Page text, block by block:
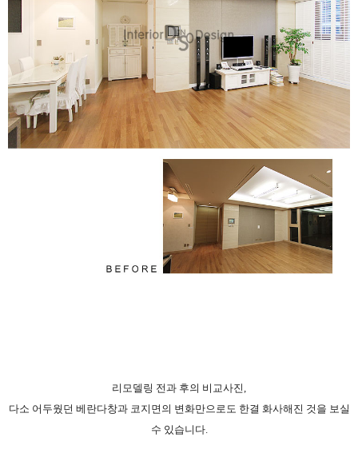
리모델링 전과 후의 비교사진,
다소 어두웠던 베란다창과 코지면의 변화만으로도 한결 화사해진 것을 보실
수 있습니다.